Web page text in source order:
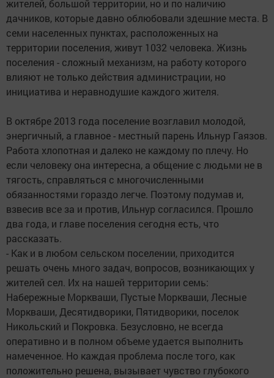
жителей, большой территории, но и по наличию
дачников, которые давно облюбовали здешние места. В
семи населенных пунктах, расположенных на
территории поселения, живут 1032 человека. Жизнь
поселения - сложный механизм, на работу которого
влияют не только действия администрации, но
инициатива и неравнодушие каждого жителя.
В октябре 2013 года поселение возглавил молодой,
энергичный, а главное - местный парень Ильнур Гаязов.
Работа хлопотная и далеко не каждому по плечу. Но
если человеку она интересна, а общение с людьми не в
тягость, справляться с многочисленными
обязанностями гораздо легче. Поэтому подумав и,
взвесив все за и против, Ильнур согласился. Прошло
два года, и главе поселения сегодня есть, что
рассказать.
- Как и в любом сельском поселении, приходится
решать очень много задач, вопросов, возникающих у
жителей сел. Их на нашей территории семь:
Набережные Моркваши, Пустые Моркваши, Лесные
Моркваши, Десятидворики, Пятидворики, поселок
Никольский и Покровка. Безусловно, не всегда
оперативно и в полном объеме удается выполнить
намеченное. Но каждая проблема после того, как
положительно решена, вызывает чувство глубокого